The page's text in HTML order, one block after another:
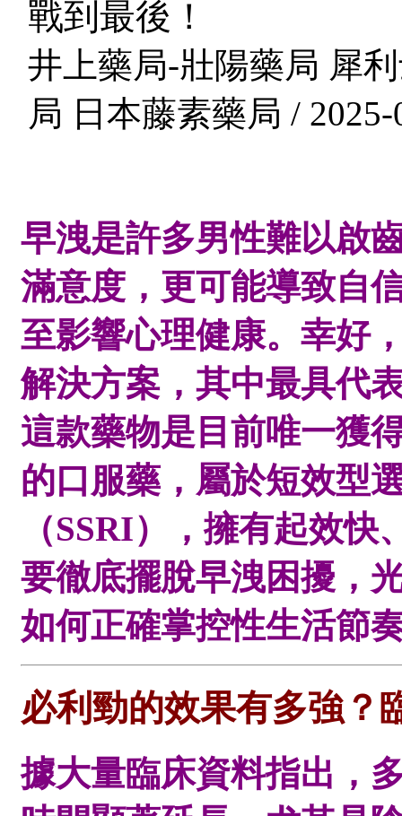
戰到最後！
井上藥局-壯陽藥局 犀
局 日本藤素藥局 / 2025-
早洩是許多男性難以啟
滿意度，更可能導致自
至影響心理健康。幸好
解決方案，其中最具代
這款藥物是目前唯一獲
的口服藥，屬於短效型
（SSRI），擁有起效
要徹底擺脫早洩困擾，
如何正確掌控性生活節
必利勁的效果有多強？
據大量臨床資料指出，